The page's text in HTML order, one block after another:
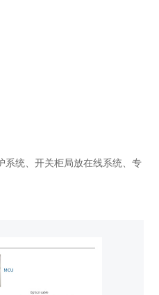
系统、开关柜局放在线系统、专